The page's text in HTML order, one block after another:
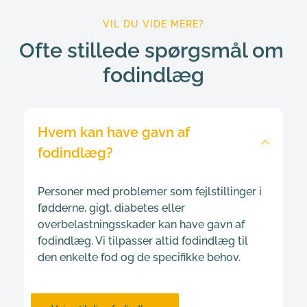
VIL DU VIDE MERE?
Ofte stillede spørgsmål om
fodindlæg
Hvem kan have gavn af
fodindlæg?
Personer med problemer som fejlstillinger i
fødderne, gigt, diabetes eller
overbelastningsskader kan have gavn af
fodindlæg. Vi tilpasser altid fodindlæg til
den enkelte fod og de specifikke behov.